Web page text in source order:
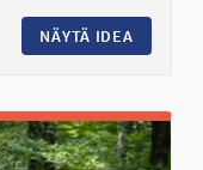
NÄYTÄ IDEA